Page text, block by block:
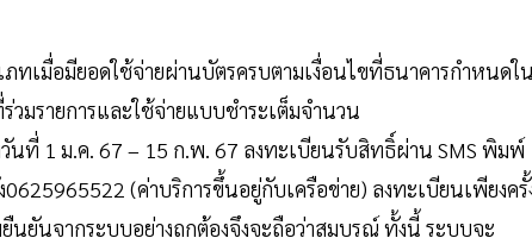
ทเมื่อมียอดใช้จ่ายผ่านบัตรครบตามเงื่อนไขที่ธนาคารกำหนดใ
วมรายการและใช้จ่ายแบบชำระเต็มจำนวน
นที่ 1 ม.ค. 67 – 15 ก.พ. 67 ลงทะเบียนรับสิทธิ์ผ่าน SMS พิมพ์
(ค่าบริการขึ้นอยู่กับเครือข่าย) ลงทะเบียนเพียงครั้
นยันจากระบบอย่างถูกต้องจึงจะถือว่าสมบูรณ์ ทั้งนี้ ระบบจะ